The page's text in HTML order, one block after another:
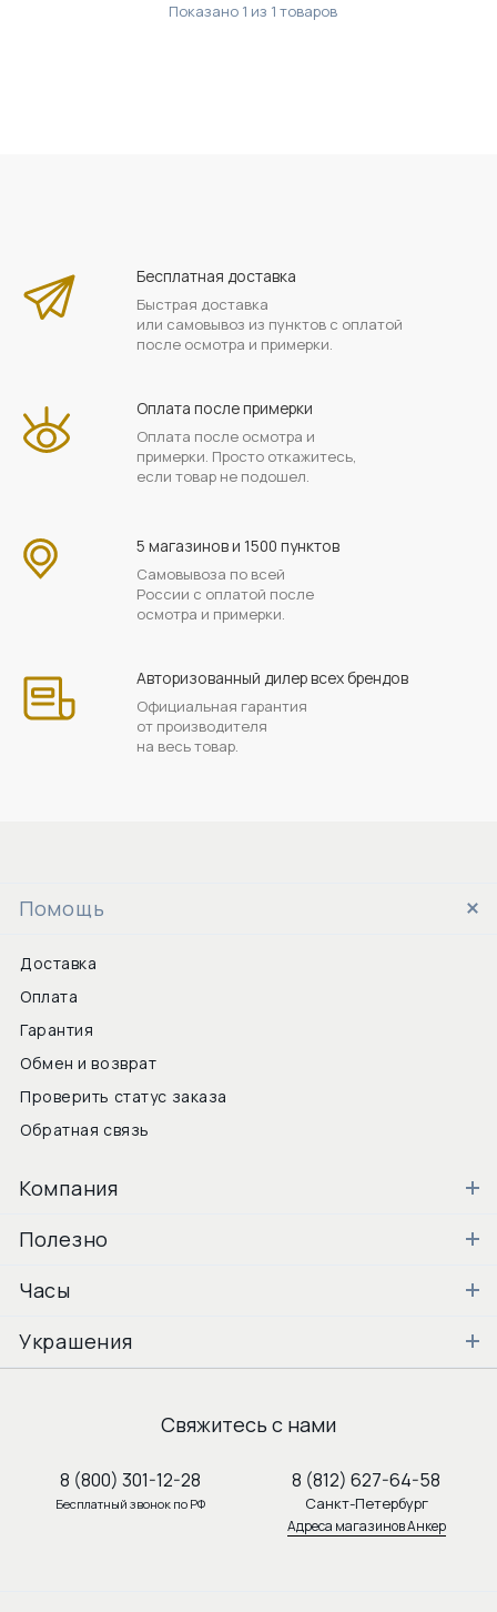
Показано 1 из 1 товаров
Бесплатная доставка
Быстрая доставка
или самовывоз из пунктов с оплатой
после осмотра и примерки.
Оплата после примерки
Оплата после осмотра и
примерки. Просто откажитесь,
если товар не подошел.
5 магазинов и 1500 пунктов
Самовывоза по всей
России с оплатой после
осмотра и примерки.
Авторизованный дилер всех брендов
Официальная гарантия
от производителя
на весь товар.
Помощь
Доставка
Оплата
Гарантия
Обмен и возврат
Проверить статус заказа
Обратная связь
Компания
Полезно
Часы
Украшения
Свяжитесь с нами
8 (800) 301-12-28
Бесплатный звонок по РФ
8 (812) 627-64-58
Санкт-Петербург
Адреса магазинов Анкер